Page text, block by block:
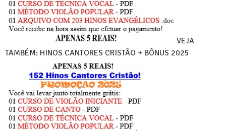
VEJA
TAMBÉM: HINOS CANTORES CRISTÃO + BÔNUS 2025